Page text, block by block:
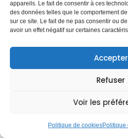
appareils. Le fait de consentir à ces
des données telles que le comportement
sur ce site. Le fait de ne pas consentir ou
avoir un effet négatif sur certaines
Accepter
Refuser
Voir les
Politique de cookiesPolitique
Envoyer
Un projet ?
urgence ?
en !